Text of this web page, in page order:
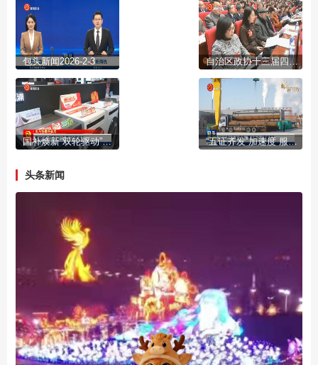
包头新闻2026-2-3 自治区政协十三届四次会议开幕
国补焕新“双轮驱动”激活市场活力 “五证齐发”加速度 服务民企“零距离”
头条新闻